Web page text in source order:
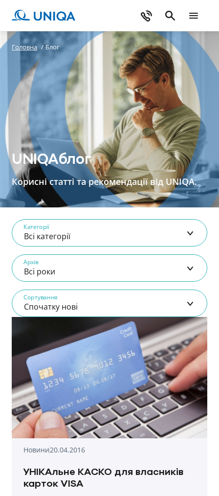
Головна / Блог
UNIQAблог
Корисні статті та рекомендації від UNIQA.
Категорії
Всі категорії
Архів
Всі роки
Сортування
Спочатку нові
Новини20.04.2016
УНІКАльне КАСКО для власників
карток VISA